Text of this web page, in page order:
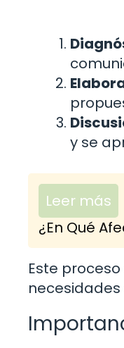
y se
Leer más
¿En Qué
Este